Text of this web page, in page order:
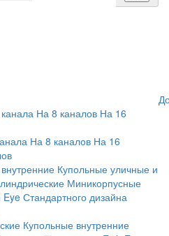
На 8 каналов На 16
На 8 каналов На 16
Купольные уличные и
Миникорпусные
Eye Стандартного дизайна
Купольные внутренние